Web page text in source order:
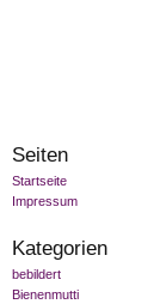
Seiten
Startseite
Impressum
Kategorien
bebildert
Bienenmutti